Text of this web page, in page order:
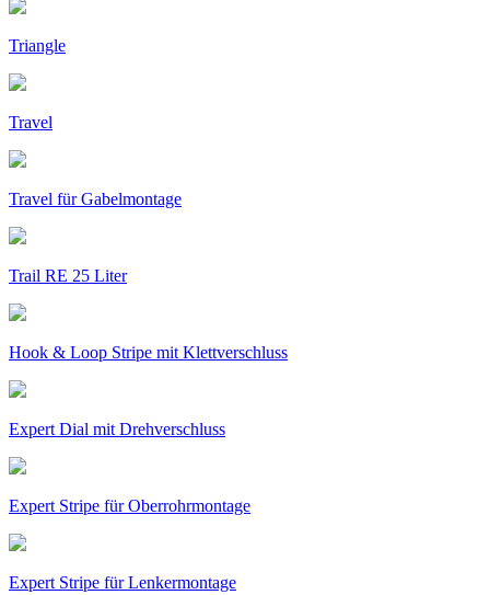
Triangle
Travel
Travel für Gabelmontage
Trail RE 25 Liter
Hook & Loop Stripe mit Klettverschluss
Expert Dial mit Drehverschluss
Expert Stripe für Oberrohrmontage
Expert Stripe für Lenkermontage